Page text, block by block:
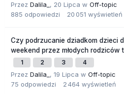
Przez Dalila_ , 20 Lipca w Off-topic
885 odpowiedzi 20 051 wyświetleń
Czy podrzucanie dziadkom dzieci
weekend przez młodych rodziców
1 2 3 4
Przez Dalila_ , 19 Lipca w Off-topic
75 odpowiedzi 2 464 wyświetleń